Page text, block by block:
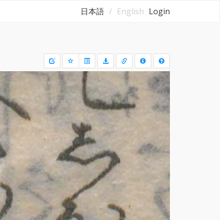
日本語 English Login
Draw
a
rectangle